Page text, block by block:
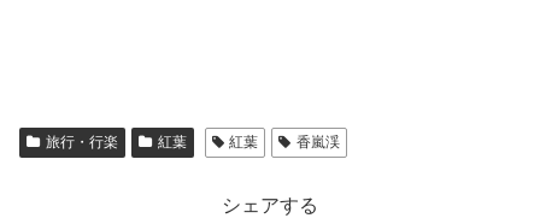
旅行・行楽 紅葉 紅葉 香嵐渓
シェアする